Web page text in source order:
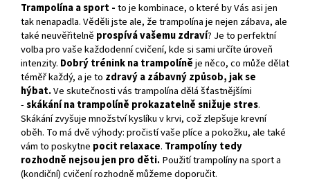
Trampolína a sport -to je kombinace, o které by Vás asi jen
tak nenapadla. Věděli jste ale, že trampolína je nejen zábava, ale
také neuvěřitelně prospívá vašemu zdraví? Je to perfektní
volba pro vaše každodenní cvičení, kde si sami určíte úroveň
intenzity. Dobrý trénink na trampolíněje něco, co může dělat
téměř každý, a je to zdravý a zábavný způsob, jak se
hýbat.Ve skutečnosti vás trampolína dělá šťastnějšími
-skákání na trampolíně prokazatelně snižuje stres.
Skákání zvyšuje množství kyslíku v krvi, což zlepšuje krevní
oběh. To má dvě výhody: pročistí vaše plíce a pokožku, ale také
vám to poskytne pocit relaxace. Trampolíny tedy
rozhodně nejsou jen pro děti.Použití trampolíny na sport a
(kondiční) cvičení rozhodně můžeme doporučit.